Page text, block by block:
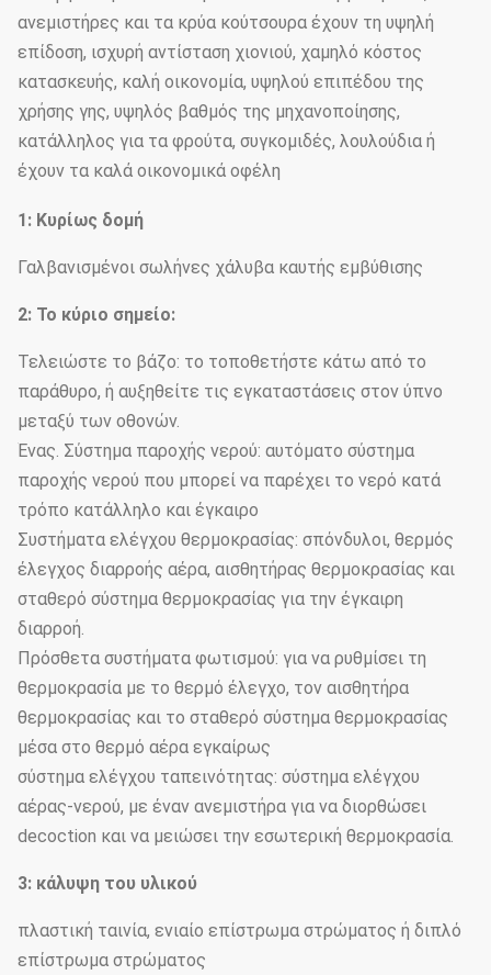
ανεμιστήρες και τα κρύα κούτσουρα έχουν τη υψηλή
επίδοση, ισχυρή αντίσταση χιονιού, χαμηλό κόστος
κατασκευής, καλή οικονομία, υψηλού επιπέδου της
χρήσης γης, υψηλός βαθμός της μηχανοποίησης,
κατάλληλος για τα φρούτα, συγκομιδές, λουλούδια ή
έχουν τα καλά οικονομικά οφέλη
1: Κυρίως δομή
Γαλβανισμένοι σωλήνες χάλυβα καυτής εμβύθισης
2: Το κύριο σημείο:
Τελειώστε το βάζο: το τοποθετήστε κάτω από το
παράθυρο, ή αυξηθείτε τις εγκαταστάσεις στον ύπνο
μεταξύ των οθονών.
Ένας. Σύστημα παροχής νερού: αυτόματο σύστημα
παροχής νερού που μπορεί να παρέχει το νερό κατά
τρόπο κατάλληλο και έγκαιρο
Συστήματα ελέγχου θερμοκρασίας: σπόνδυλοι, θερμός
έλεγχος διαρροής αέρα, αισθητήρας θερμοκρασίας και
σταθερό σύστημα θερμοκρασίας για την έγκαιρη
διαρροή.
Πρόσθετα συστήματα φωτισμού: για να ρυθμίσει τη
θερμοκρασία με το θερμό έλεγχο, τον αισθητήρα
θερμοκρασίας και το σταθερό σύστημα θερμοκρασίας
μέσα στο θερμό αέρα εγκαίρως
σύστημα ελέγχου ταπεινότητας: σύστημα ελέγχου
αέρας-νερού, με έναν ανεμιστήρα για να διορθώσει
decoction και να μειώσει την εσωτερική θερμοκρασία.
3: κάλυψη του υλικού
πλαστική ταινία, ενιαίο επίστρωμα στρώματος ή διπλό
επίστρωμα στρώματος